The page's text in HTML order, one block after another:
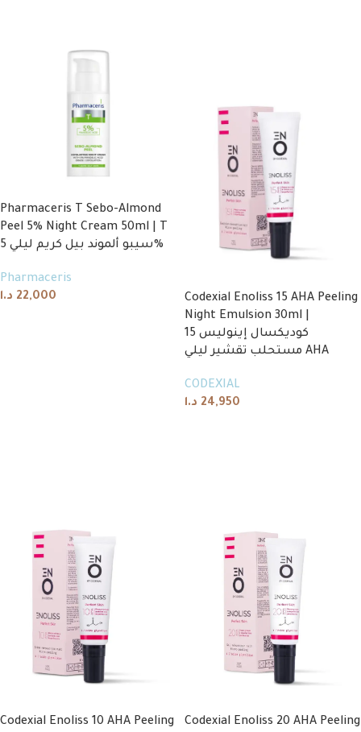
Pharmaceris T Sebo-Almond
Peel 5% Night Cream 50ml | T
سيبو ألموند بيل كريم ليلي 5%
Pharmaceris
22,000 د.ا
Codexial Enoliss 15 AHA Peeling
Night Emulsion 30ml |
كوديكسال إينوليس 15
مستحلب تقشير ليلي AHA
CODEXIAL
24,950 د.ا
Codexial Enoliss 10 AHA Peeling
Codexial Enoliss 20 AHA Peeling